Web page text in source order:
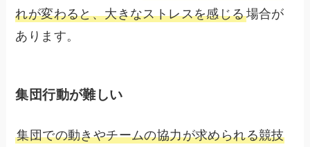
れが変わると、大きなストレスを感じる場合が
あります。
集団行動が難しい
集団での動きやチームの協力が求められる競技